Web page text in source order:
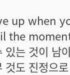
up when
the
있는 것이 남
것도 진정으